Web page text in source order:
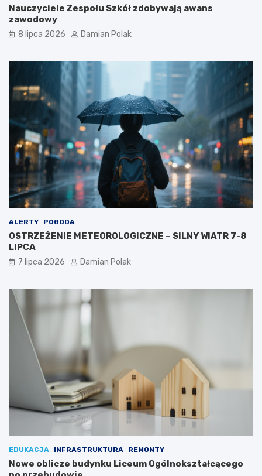
Nauczyciele Zespołu Szkół zdobywają awans
zawodowy
8 lipca 2026 Damian Polak
ALERTY POGODA
OSTRZEŻENIE METEOROLOGICZNE – SILNY WIATR 7-8
LIPCA
7 lipca 2026 Damian Polak
EDUKACJA INFRASTRUKTURA REMONTY
Nowe oblicze budynku Liceum Ogólnokształcącego